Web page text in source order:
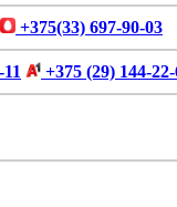
+375(33) 697-90-03
+375 (29) 144-